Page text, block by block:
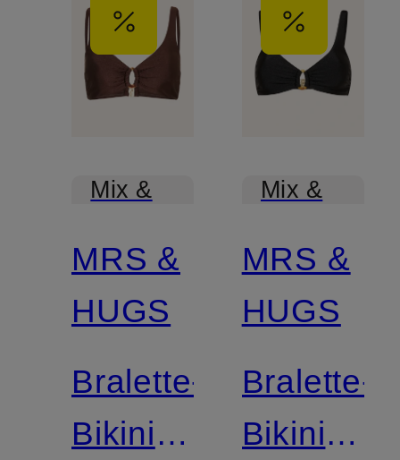
Mix &
MRS &
HUGS
Bralette-
Bikini-
Mix &
MRS &
HUGS
Bralette-
Bikini-